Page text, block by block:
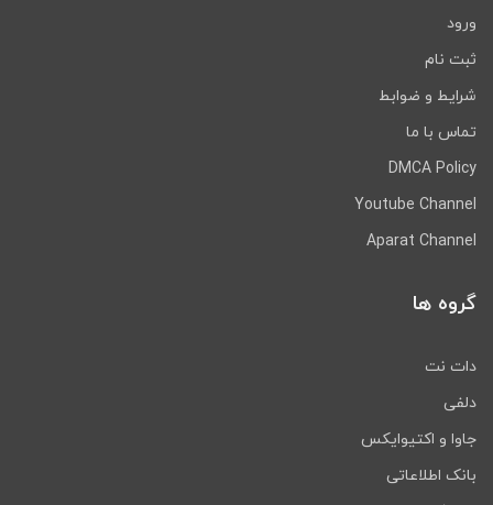
ورود
ثبت نام
شرایط و ضوابط
تماس با ما
DMCA Policy
Youtube Channel
Aparat Channel
گروه ها
دات نت
دلفی
جاوا و اکتیوایکس
بانک اطلاعاتی